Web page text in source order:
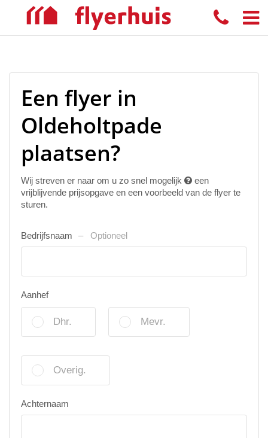
Een flyer in
Oldeholtpade
plaatsen?
Wij streven er naar om u zo snel mogelijk
een
vrijblijvende prijsopgave en een voorbeeld van de flyer te
sturen.
Bedrijfsnaam Optioneel
Aanhef
Dhr. Mevr.
Overig.
Achternaam